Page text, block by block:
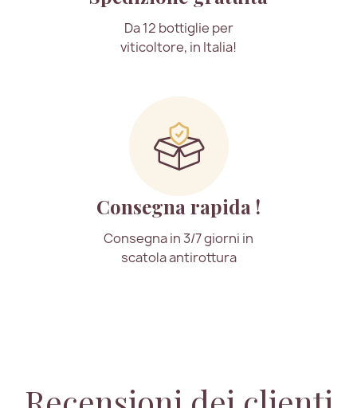
Da 12 bottiglie per
viticoltore, in Italia!
Consegna rapida !
Consegna in 3/7 giorni in
scatola antirottura